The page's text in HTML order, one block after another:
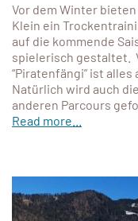
Vor dem Winter
Klein ein
auf die kommende
spielerisch gestaltet.
“Piratenfängi” ist
Natürlich wird auch
anderen Parcours
Read more...